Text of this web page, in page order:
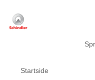
Startside